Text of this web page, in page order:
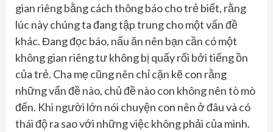
gian riêng bằng cách thông báo cho trẻ biết, rằng
lúc này chúng ta đang tập trung cho một vấn đề
khác. Đang đọc báo, nấu ăn nên bạn cần có một
không gian riêng tư không bị quấy rối bởi tiếng ồn
của trẻ. Cha mẹ cũng nên chỉ cặn kẽ con rằng
những vấn đề nào, chủ đề nào con không nên tò mò
đến. Khi người lớn nói chuyện con nên ở đâu và có
thái độ ra sao với những việc không phải của mình.